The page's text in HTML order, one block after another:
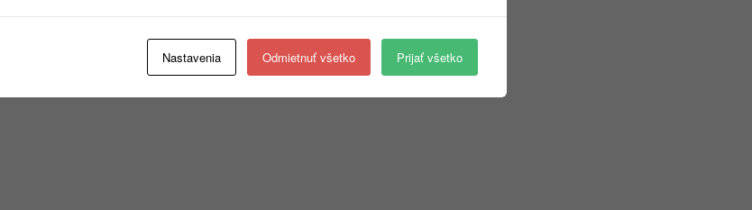
Nastavenia Odmietnuť všetko Prijať všetko